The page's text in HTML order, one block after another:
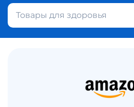
Товары для здоровья